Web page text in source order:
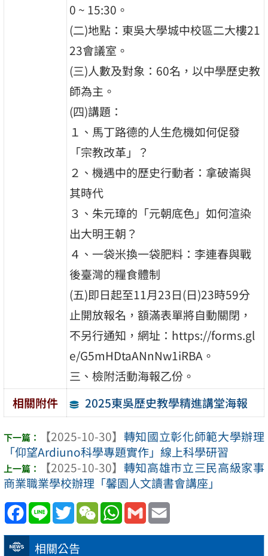
相關公告
0 ~ 15:30。
(二)地點：東吳大學城中校區二大樓21
23會議室。
(三)人數及對象：60名，以中學歷史教
師為主。
(四)講題：
１、馬丁路德的人生危機如何促發
「宗教改革」？
２、機遇中的歷史行動者：拿破崙與
其時代
３、朱元璋的「元朝底色」如何渲染
出大明王朝？
４、一袋米換一袋肥料：李連春與戰
後臺灣的糧食體制
(五)即日起至11月23日(日)23時59分
止開放報名，額滿表單將自動關閉，
不另行通知，網址：https://forms.gl
e/G5mHDtaANnNw1iRBA。
三、檢附活動海報乙份。
相關附件
2025東吳歷史教學精進講堂海報
【2025-10-30】 轉知國立彰化師範大學辦理
「仰望Ardiuno科學專題實作」線上科學研習
【2025-10-30】 轉知高雄市立三民高級家事
商業職業學校辦理「馨園人文讀書會講座」
Facebook
Line TwitterWeChatWhatsApp
Gmail